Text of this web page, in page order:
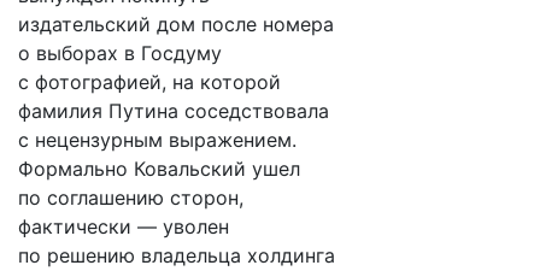
издательский дом после номера
о выборах в Госдуму
с фотографией, на которой
фамилия Путина соседствовала
с нецензурным выражением.
Формально Ковальский ушел
по соглашению сторон,
фактически — уволен
по решению владельца холдинга